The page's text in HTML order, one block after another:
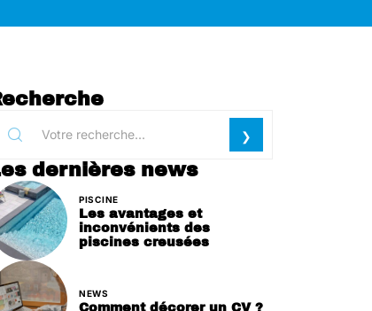
dernières news
PISCINE
Les avantages et
inconvénients des
piscines creusées
NEWS
Comment décorer un CV ?